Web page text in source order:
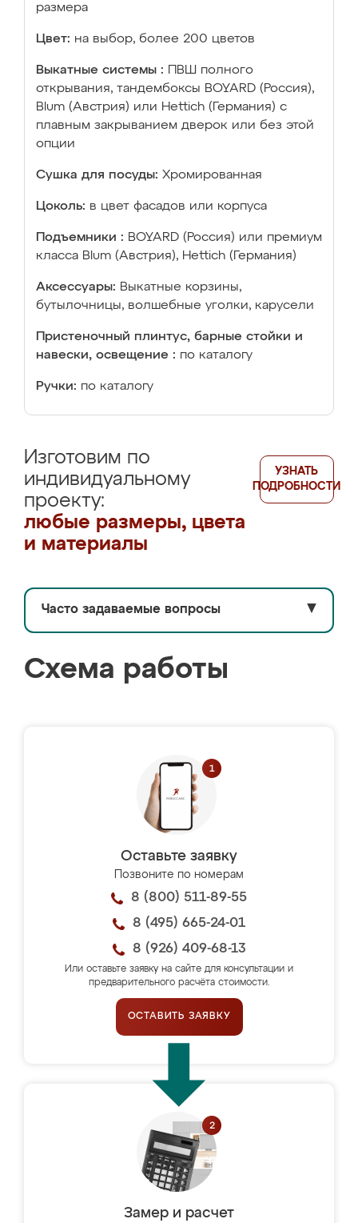
размера
Цвет: на выбор, более 200 цветов
Выкатные системы :
ПВШ полного
открывания, тандембоксы BOYARD (Россия),
Blum (Австрия) или Hettich (Германия) с
плавным закрыванием дверок или без этой
опции
Сушка для посуды: Хромированная
Цоколь: в цвет фасадов или корпуса
Подъемники : BOYARD (Россия) или премиум
класса Blum (Австрия), Hettich (Германия)
Аксессуары: Выкатные корзины,
бутылочницы, волшебные уголки, карусели
Пристеночный плинтус, барные стойки и
навески, освещение : по каталогу
Ручки: по каталогу
Изготовим по
индивидуальному
проекту:
любые размеры, цвета
и материалы
УЗНАТЬ
ПОДРОБНОСТИ
Часто задаваемые вопросы ▼
Схема работы
Оставьте заявку
Позвоните по номерам
8 (800) 511-89-55
8 (495) 665-24-01
8 (926) 409-68-13
Или оставьте заявку на сайте для консультации и
предварительного расчёта стоимости.
ОСТАВИТЬ ЗАЯВКУ
Замер и расчет